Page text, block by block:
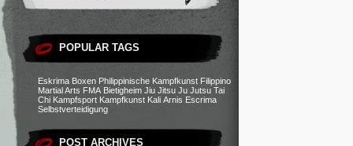
POPULAR TAGS
Eskrima Boxen Philippinische Kampfkunst Filippino
Martial Arts FMA Bietigheim Jiu Jitsu Ju Jutsu Tai
Chi Kampfsport Kampfkunst Kali Arnis Escrima
Selbstverteidigung
POST ARCHIVES